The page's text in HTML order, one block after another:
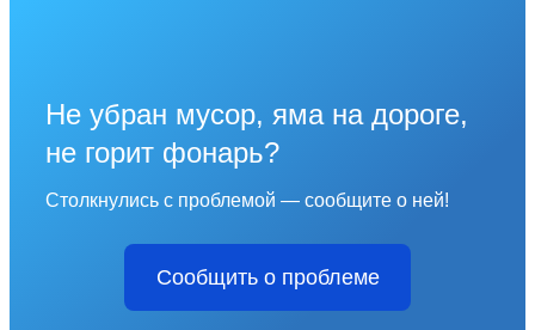
Не убран мусор, яма на дороге,
не горит фонарь?
Столкнулись с проблемой — сообщите о ней!
Сообщить о проблеме